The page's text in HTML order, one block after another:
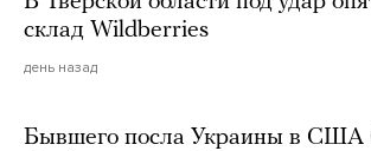
склад Wildberries
день назад
Бывшего посла Украины в США